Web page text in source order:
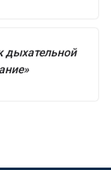
дыхательной